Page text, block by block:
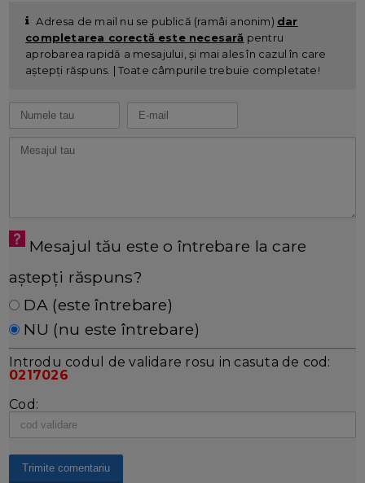
Adresa de mail nu se publică (ramâi anonim) dar
completarea corectă este necesară pentru
aprobarea rapidă a mesajului, și mai ales în cazul în care
aștepți răspuns. | Toate câmpurile trebuie completate!
Mesajul tău este o întrebare la care
aștepți răspuns?
DA (este întrebare)
NU (nu este întrebare)
Introdu codul de validare rosu in casuta de cod:
0217026
Cod: